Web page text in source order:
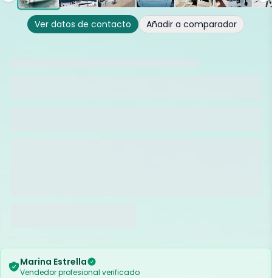
Ver datos de contacto Añadir a comparador
Marina Estrella
Vendedor profesional verificado